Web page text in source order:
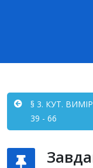
§ 3. КУТ.
39 - 66